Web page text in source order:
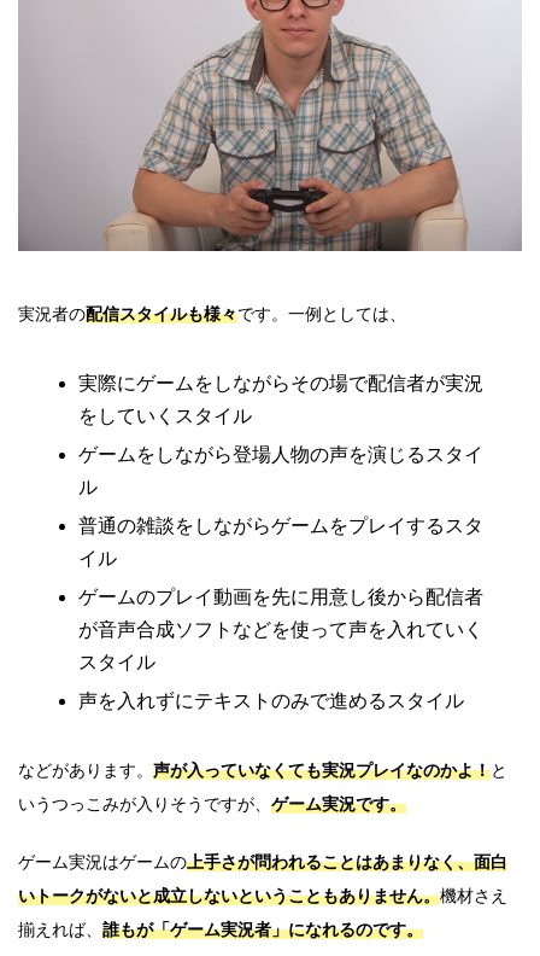
実況者の配信スタイルも様々です。一例としては、
実際にゲームをしながらその場で配信者が実況
をしていくスタイル
ゲームをしながら登場人物の声を演じるスタイ
ル
普通の雑談をしながらゲームをプレイするスタ
イル
ゲームのプレイ動画を先に用意し後から配信者
が音声合成ソフトなどを使って声を入れていく
スタイル
声を入れずにテキストのみで進めるスタイル
などがあります。 声が入っていなくても実況プレイなのかよ！と
いうつっこみが入りそうですが、 ゲーム実況です。
ゲーム実況はゲームの上手さが問われることはあまりなく、面白
いトークがないと成立しないということもありません。機材さえ
揃えれば、 誰もが「ゲーム実況者」になれるのです。